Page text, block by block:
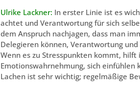
Ulrike Lackner: In erster Linie ist es
achtet und Verantwortung für sich
dem Anspruch nachjagen, dass man
Delegieren können, Verantwortung
Wenn es zu Stresspunkten kommt,
Emotionswahrnehmung, sich einfühlen
Lachen ist sehr wichtig; regelmäßige